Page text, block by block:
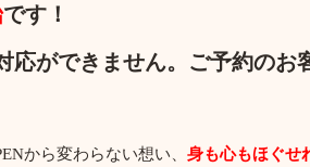
です！
応ができません。ご予約の
から変わらない想い、 身も心もほぐせ